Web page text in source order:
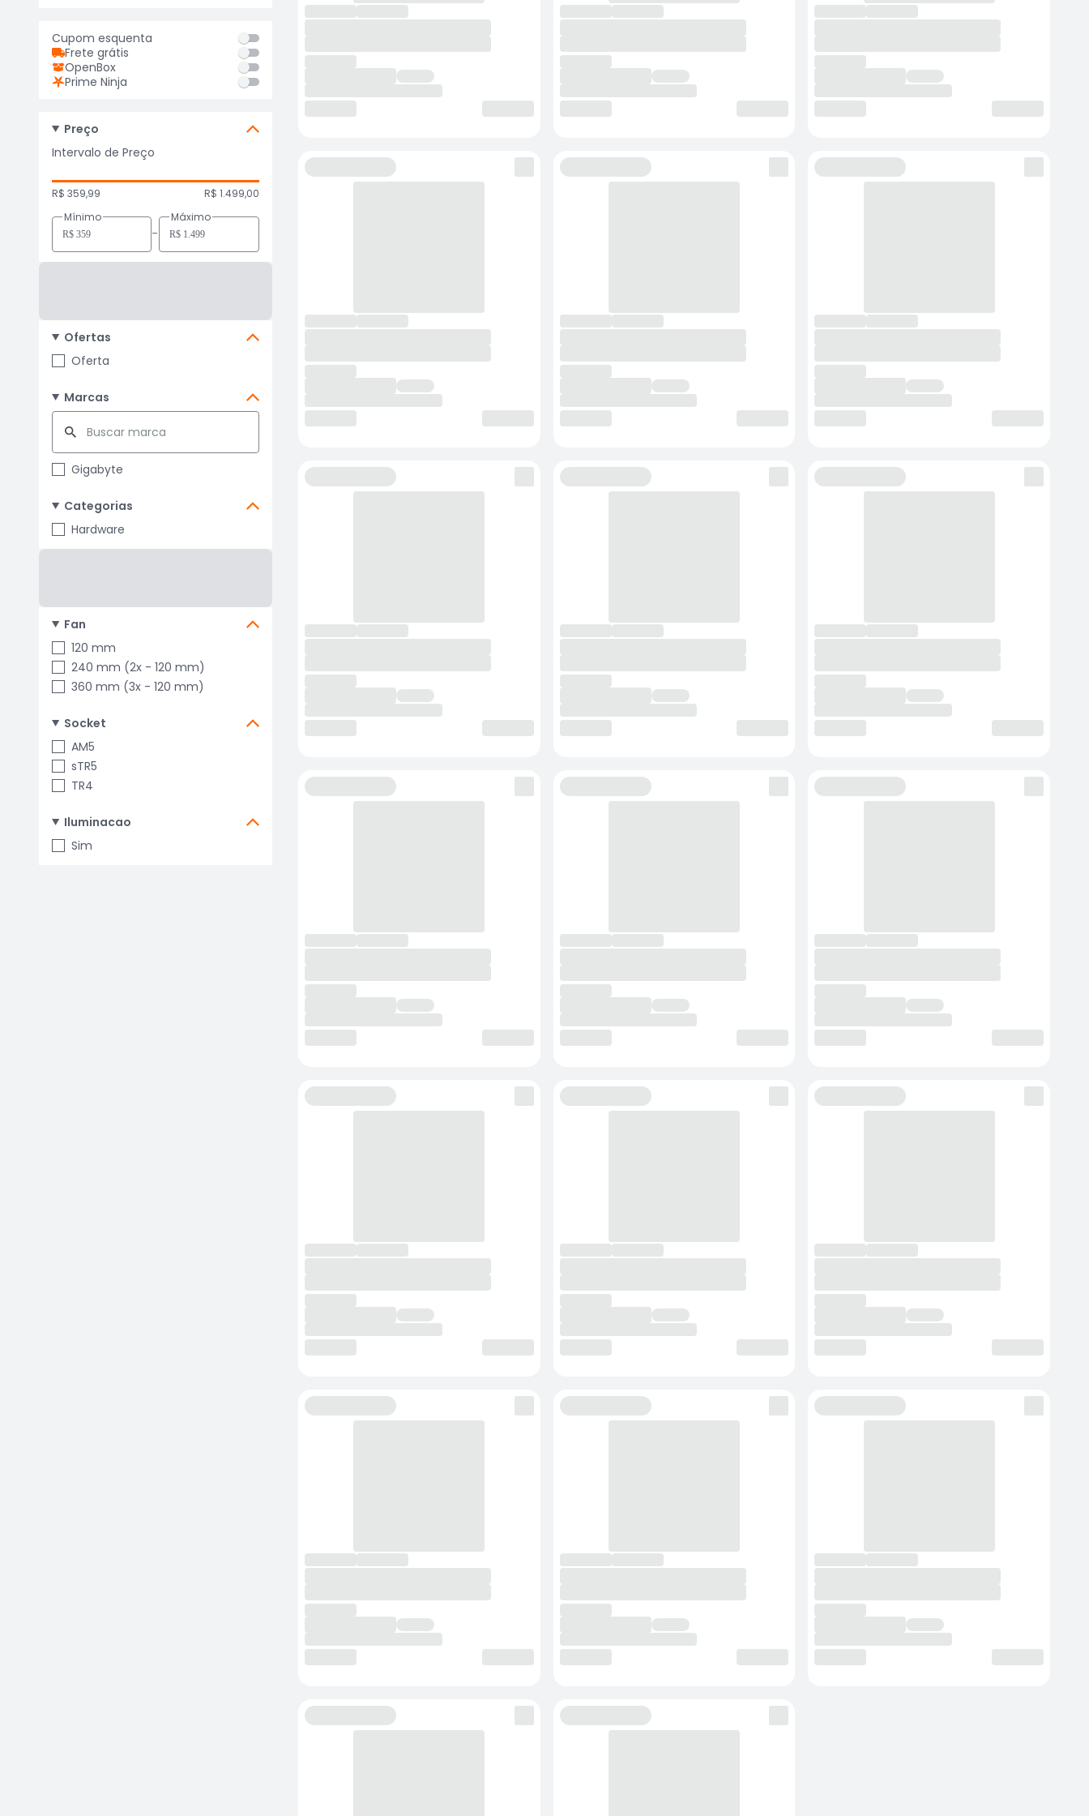
Cupom esquenta
Frete grátis
OpenBox
Prime Ninja
Preço
Intervalo de Preço
R$ 359,99
R$ 1.499,00
Mínimo
-
Máximo
Ofertas
Oferta
Marcas
Gigabyte
Categorias
Hardware
Fan
120 mm
240 mm (2x - 120 mm)
360 mm (3x - 120 mm)
Socket
AM5
sTR5
TR4
Iluminacao
Sim